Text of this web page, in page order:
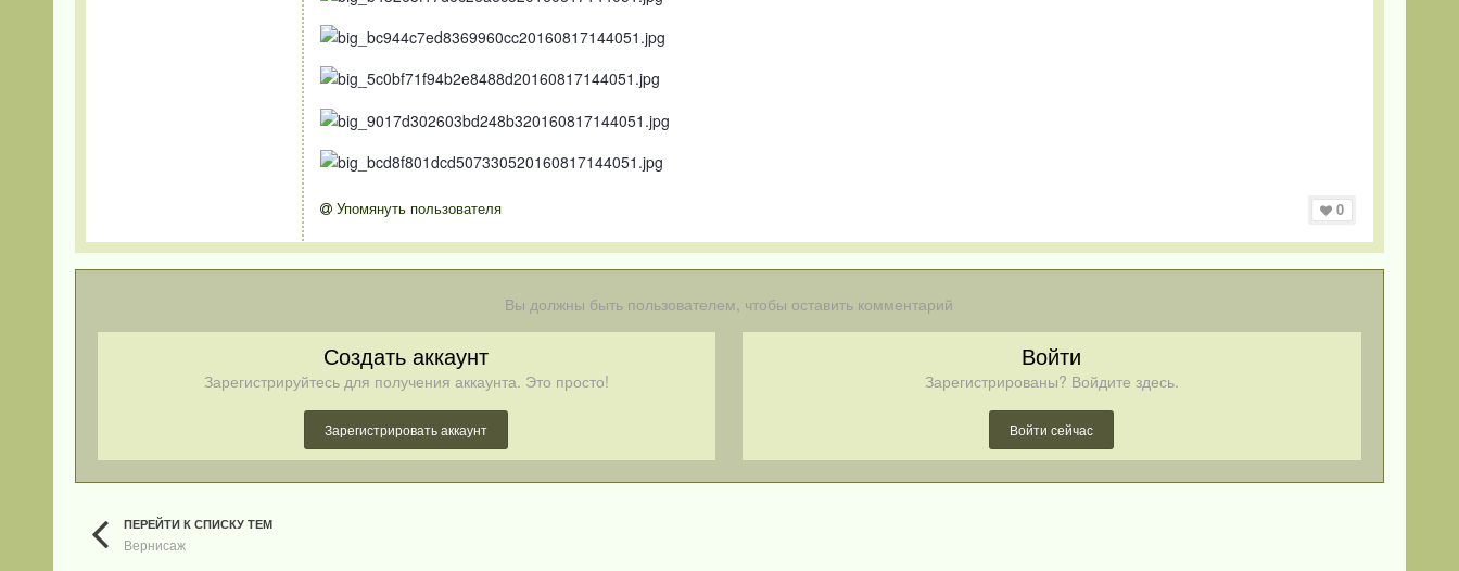
0
Упомянуть пользователя
Вы должны быть пользователем, чтобы оставить комментарий
Создать аккаунт
Зарегистрируйтесь для получения аккаунта. Это просто!
Зарегистрировать аккаунт
Войти
Зарегистрированы? Войдите здесь.
Войти сейчас
ПЕРЕЙТИ К СПИСКУ ТЕМ
Вернисаж